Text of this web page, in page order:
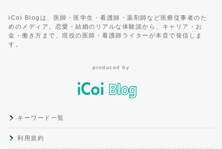
iCoi Blogは、医師・医学生・看護師・薬剤師など医療従事者のた
めのメディア。恋愛・結婚のリアルな体験談から、キャリア・お
金・働き方まで、現役の医師・看護師ライターが本音で発信しま
す。
produced by
キーワード一覧
利用規約